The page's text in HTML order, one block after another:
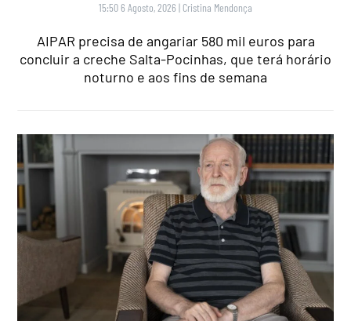
15:50 6 Agosto, 2026 | Cristina Mendonça
AIPAR precisa de angariar 580 mil euros para
concluir a creche Salta-Pocinhas, que terá horário
noturno e aos fins de semana